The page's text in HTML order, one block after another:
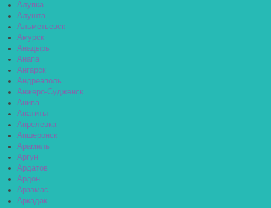
Алупка
Алушта
Альметьевск
Амурск
Анадырь
Анапа
Ангарск
Андреаполь
Анжеро-Судженск
Анива
Апатиты
Апрелевка
Апшеронск
Арамиль
Аргун
Ардатов
Ардон
Арзамас
Аркадак